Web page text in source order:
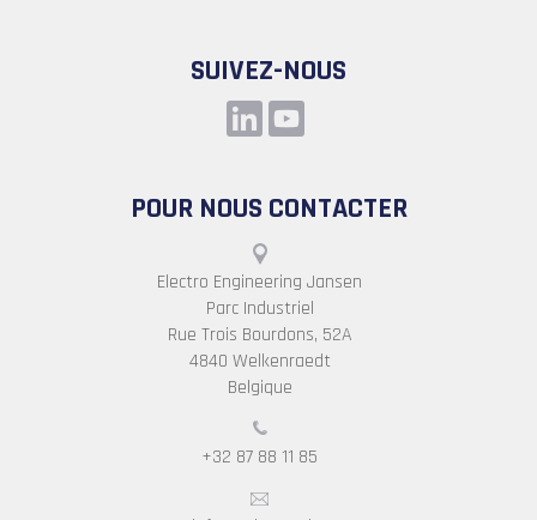
SUIVEZ-NOUS
POUR NOUS CONTACTER
Electro Engineering Jansen
Parc Industriel
Rue Trois Bourdons, 52A
4840 Welkenraedt
Belgique
+32 87 88 11 85